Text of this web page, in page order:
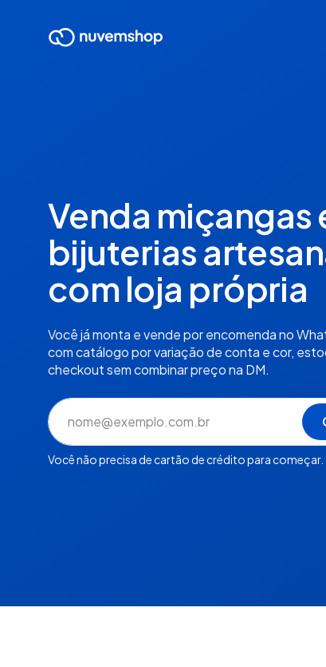
Venda miçangas
bijuterias
com loja própria
Você já monta e vende por encomenda no
com catálogo por variação de conta e cor,
checkout sem combinar preço na DM.
Você não precisa de cartão de crédito para começar.